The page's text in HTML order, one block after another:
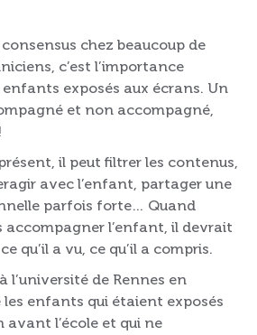
chez beaucoup de
c’est l’importance
exposés aux écrans. Un
et non accompagné,
il peut filtrer les contenus,
avec l’enfant, partager une
parfois forte… Quand
accompagner l’enfant, il devrait
qu’il a vu, ce qu’il a compris.
l’université de Rennes en
enfants qui étaient exposés
avant l’école et qui ne